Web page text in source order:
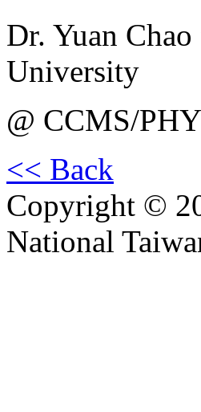
Dr. Yuan
University
@ CCMS/
<< Back
Copyright ©
National